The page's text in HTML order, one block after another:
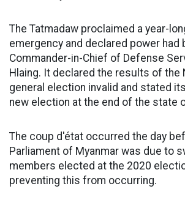
The Tatmadaw proclaimed a year-
emergency and declared power had
Commander-in-Chief of Defense
Hlaing. It declared the results of the
general election invalid and stated
new election at the end of the state
The coup d'état occurred the day
Parliament of Myanmar was due to
members elected at the 2020
preventing this from occurring.